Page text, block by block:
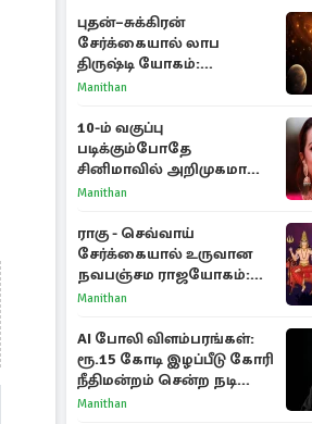
புதன்–சுக்கிரன்
சேர்க்கையால் லாப
திருஷ்டி யோகம்:
அதிர்ஷ்டம் பெறும் டாப் 3
Manithan
10-ம் வகுப்பு
படிக்கும்போதே
சினிமாவில் அறிமுகமான
த்ரிஷா! உண்மையை
காந்தி
Manithan
ராகு - செவ்வாய்
சேர்க்கையால் உருவான
நவபஞ்சம ராஜயோகம்:
அதிர்ஷ்டம் பெறும் 3
Manithan
AI போலி விளம்பரங்கள்:
ரூ.15 கோடி இழப்பீடு கோரி
நீதிமன்றம் சென்ற நடிகை
ஸ்ருதி ஹாசன்!
Manithan